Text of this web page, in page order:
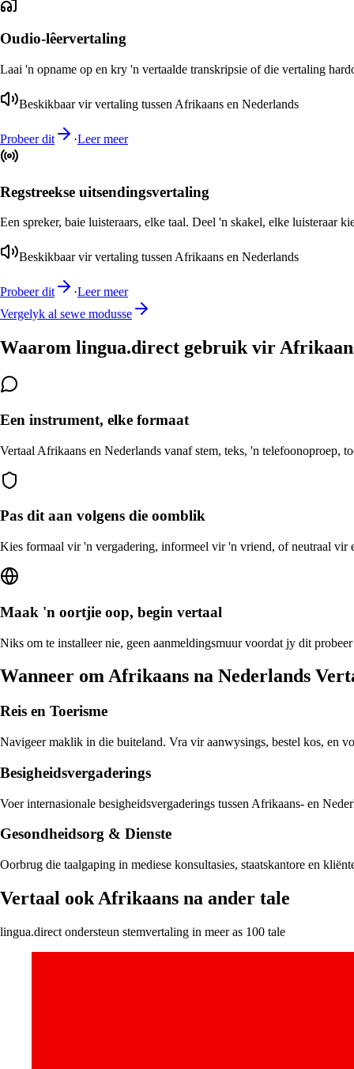
Oudio-lêervertaling
Laai 'n opname op en kry 'n vertaalde transkripsie of die vertaling
Beskikbaar vir vertaling tussen Afrikaans en Nederlands
Probeer dit ·Leer meer
Regstreekse uitsendingsvertaling
Een spreker, baie luisteraars, elke taal. Deel 'n skakel, elke luisteraar
Beskikbaar vir vertaling tussen Afrikaans en Nederlands
Probeer dit ·Leer meer
Vergelyk al sewe modusse
Waarom lingua.direct gebruik vir
Een instrument, elke formaat
Vertaal Afrikaans en Nederlands vanaf stem, teks, 'n telefoonoproep,
Pas dit aan volgens die oomblik
Kies formaal vir 'n vergadering, informeel vir 'n vriend, of neutraal vir
Maak 'n oortjie oop, begin vertaal
Niks om te installeer nie, geen aanmeldingsmuur voordat jy dit
Wanneer om Afrikaans na Nederlands
Reis en Toerisme
Navigeer maklik in die buiteland. Vra vir aanwysings, bestel kos, en
Besigheidsvergaderings
Voer internasionale besigheidsvergaderings tussen Afrikaans- en
Gesondheidsorg & Dienste
Oorbrug die taalgaping in mediese konsultasies, staatskantore en
Vertaal ook Afrikaans na ander tale
lingua.direct ondersteun stemvertaling in meer as 100 tale